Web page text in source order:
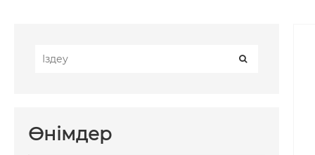
Өнімдер